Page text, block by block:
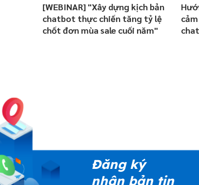
[WEBINAR] "Xây dựng kịch bản
chatbot thực chiến tăng tỷ lệ
chốt đơn mùa sale cuối năm"
Đăng ký
nhận bản tin